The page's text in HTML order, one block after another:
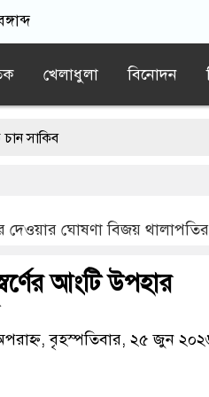
খেলাধুলা বিনোদন
বিশ্ববিদ্যালয়ের ছাত্রী
আসল মানুষ কিনা প্রশ্ন
দেওয়ার ঘোষণা বিজয় থালাপতির
আংটি উপহার
বৃহস্পতিবার, ২৫ জুন